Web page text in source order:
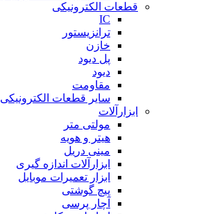
قطعات الکترونیکی
IC
ترانزیستور
خازن
پل دیود
دیود
مقاومت
سایر قطعات الکترونیکی
ابزارآلات
مولتی متر
هیتر و هویه
مینی دریل
ابزارآلات اندازه گیری
ابزار تعمیرات موبایل
پیچ گوشتی
آچار پرسی